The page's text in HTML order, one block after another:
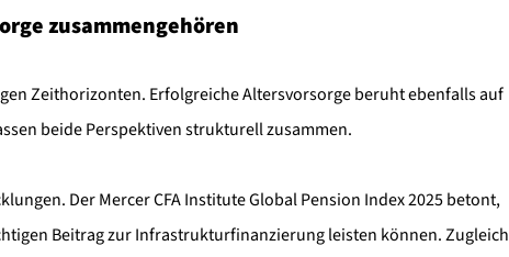
zusammengehören
Zeithorizonten. Erfolgreiche Altersvorsorge beruht ebenfalls auf
beide Perspektiven strukturell zusammen.
Der Mercer CFA Institute Global Pension Index 2025 betont,
Beitrag zur Infrastrukturfinanzierung leisten können. Zugleich